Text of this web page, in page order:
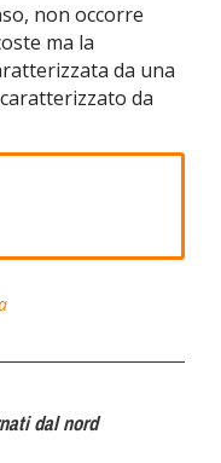
non occorre
ma la
da una
da
dal nord